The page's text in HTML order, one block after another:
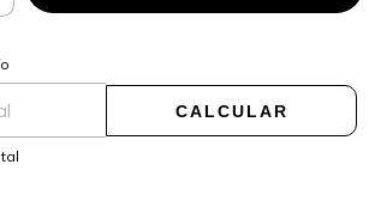
CALCULAR